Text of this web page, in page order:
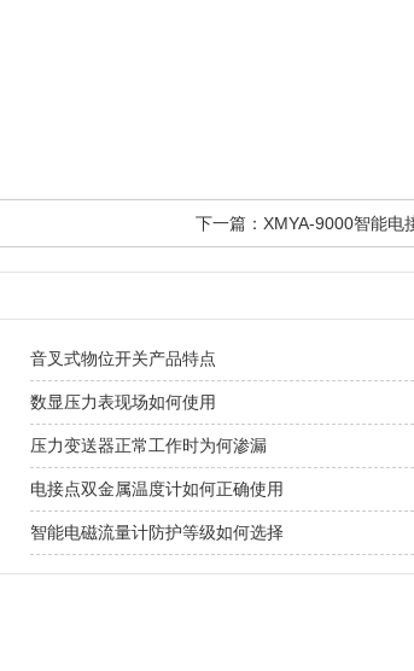
下一篇： XMYA-9000智能电
音叉式物位开关产品特点
数显压力表现场如何使用
压力变送器正常工作时为何渗漏
电接点双金属温度计如何正确使用
智能电磁流量计防护等级如何选择